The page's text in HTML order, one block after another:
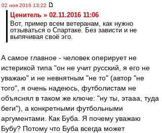
02 ноя 2016 13:22
Ценитель » 02.11.2016 11:06
Вот, пример всем ветеранам, как нужно
отзываться о Спартаке. Без зависти и не
выпячивая своё эго.
А самое главное - человек оперирует не
истерикой типа "он не учит русский, я его не
уважаю" и не невнятным "не то" (автор "не
того", я очень надеюсь, футболистам не
объяснял в таком же ключе: "ну ты, этааа, туда
беги"), а конкретными футбольными
аргументами. Как Буба. Я почему уважаю
Бубу? Потому что Буба всегда может